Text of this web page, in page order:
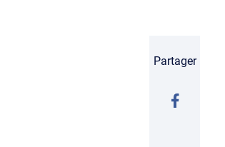
Partager